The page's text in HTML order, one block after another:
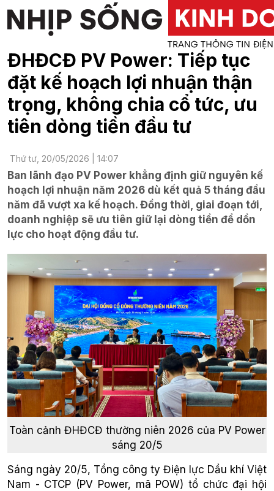
ĐHĐCĐ PV Power: Tiếp tục
đặt kế hoạch lợi nhuận thận
trọng, không chia cổ tức, ưu
tiên dòng tiền đầu tư
Thứ tư, 20/05/2026 | 14:07
Ban lãnh đạo PV Power khẳng định giữ nguyên kế
hoạch lợi nhuận năm 2026 dù kết quả 5 tháng đầu
năm đã vượt xa kế hoạch. Đồng thời, giai đoạn tới,
doanh nghiệp sẽ ưu tiên giữ lại dòng tiền để dồn
lực cho hoạt động đầu tư.
Toàn cảnh ĐHĐCĐ thường niên 2026 của PV Power
sáng 20/5
Sáng ngày 20/5, Tổng công ty Điện lực Dầu khí Việt
Nam - CTCP (PV Power, mã POW) tổ chức đại hội